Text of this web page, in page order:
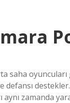
saha
zamanda